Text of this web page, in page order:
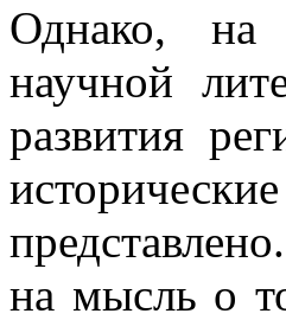
Однако, на
научной
развития
на мысль о